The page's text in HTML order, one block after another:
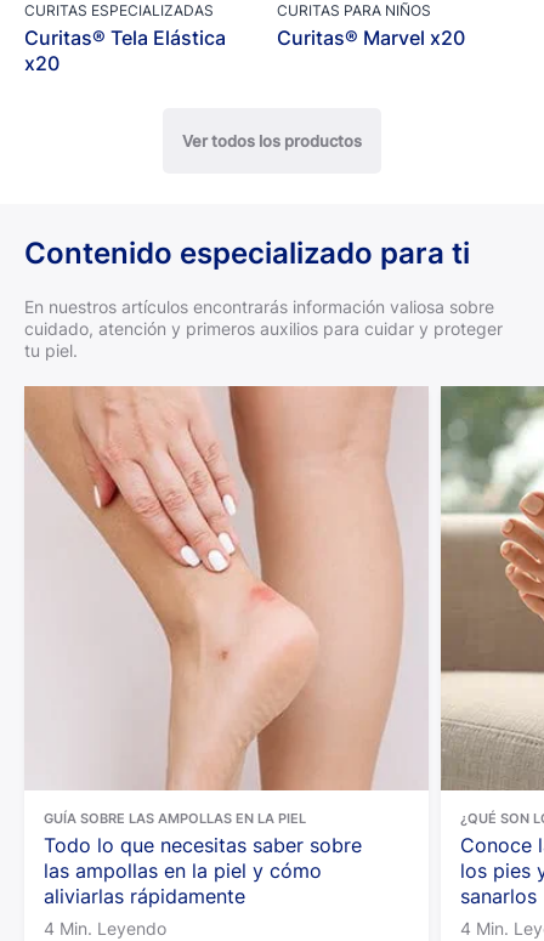
CURITAS ESPECIALIZADAS
Curitas® Tela Elástica
x20
CURITAS PARA NIÑOS
Curitas® Marvel x20
Ver todos los productos
Contenido especializado para ti
En nuestros artículos encontrarás información valiosa sobre
cuidado, atención y primeros auxilios para cuidar y proteger
tu piel.
GUÍA SOBRE LAS AMPOLLAS EN LA PIEL
Todo lo que necesitas saber sobre
las ampollas en la piel y cómo
aliviarlas rápidamente
4 Min. Leyendo
¿QUÉ SON
Conoce
los pies
4 Min.